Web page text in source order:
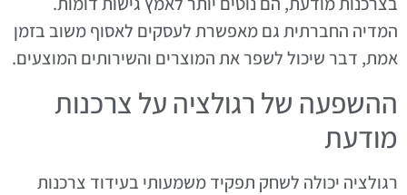
המדיה החברתית גם מאפשרת לעסקים לאסוף משוב בזמן
אמת, דבר שיכול לשפר את המוצרים והשירותים המוצעים.
ההשפעה של רגולציה על צרכנות
מודעת
רגולציה יכולה לשחק תפקיד משמעותי בעידוד צרכנות